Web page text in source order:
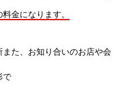
金になります。
た、お知り合いのお店や会
で